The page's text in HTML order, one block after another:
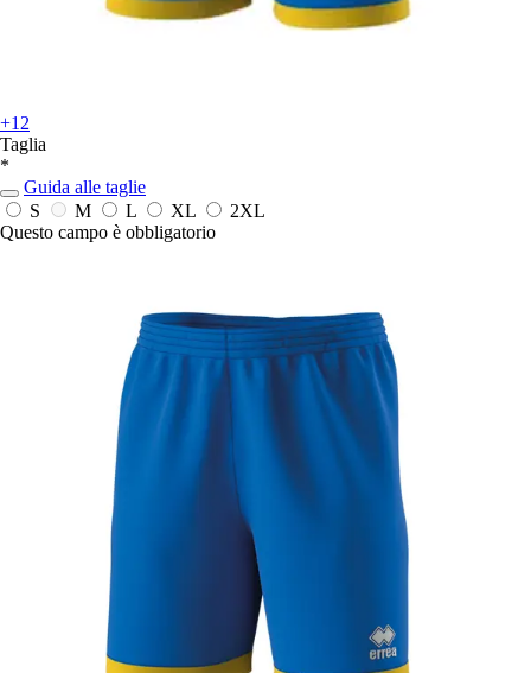
+12
Taglia
*
Guida alle taglie
S
M L XL
2XL
Questo campo è obbligatorio